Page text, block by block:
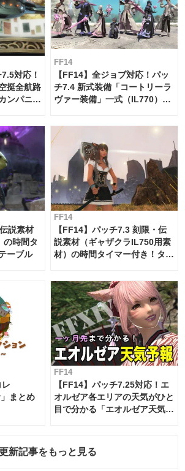
対応！
挺全航路
ンパニ
FF14
【FF14】全ジョブ対応！パッ
チ7.4 新式装備「コートリーラ
ヴァー装備」一式（IL770）の
説素材
の時間タ
ーブル
FF14
【FF14】パッチ7.3 刻限・伝
説素材（ギャザクラIL750用素
材）の時間タイマー付き！タイ
レ
まとめ
FF14
【FF14】パッチ7.25対応！エ
オルゼア各エリアの天気がひと
目で分かる「エオルゼア天気予
新記事をもっと見る